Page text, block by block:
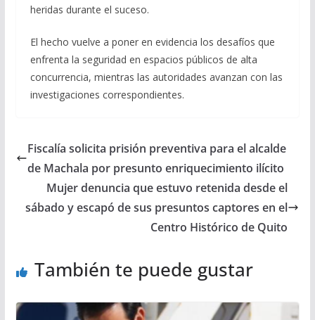
heridas durante el suceso.
El hecho vuelve a poner en evidencia los desafíos que
enfrenta la seguridad en espacios públicos de alta
concurrencia, mientras las autoridades avanzan con las
investigaciones correspondientes.
Fiscalía solicita prisión preventiva para el alcalde
de Machala por presunto enriquecimiento ilícito
Mujer denuncia que estuvo retenida desde el
sábado y escapó de sus presuntos captores en el
Centro Histórico de Quito
También te puede gustar